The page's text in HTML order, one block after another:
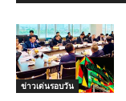
ข่าวเด่นรอบวัน